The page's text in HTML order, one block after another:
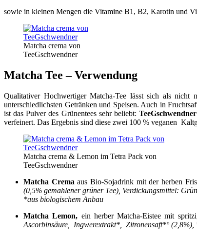
sowie in kleinen Mengen die Vitamine B1, B2, Karotin und
Matcha crema von
TeeGschwendner
Matcha Tee – Verwendung
Qualitativer Hochwertiger Matcha-Tee lässt sich als
unterschiedlichsten Getränken und Speisen. Auch in
ist das Pulver des Grünentees sehr beliebt: TeeGschwendner
verfeinert. Das Ergebnis sind diese zwei 100 % veganen
Matcha crema & Lemon im Tetra Pack von
TeeGschwendner
Matcha Crema aus Bio-Sojadrink mit der herben
(0,5% gemahlener grüner Tee), Verdickungsmittel:
*aus biologischem Anbau
Matcha Lemon, ein herber Matcha-Eistee mit
Ascorbinsäure, Ingwerextrakt*, Zitronensaft*° (2,8%),